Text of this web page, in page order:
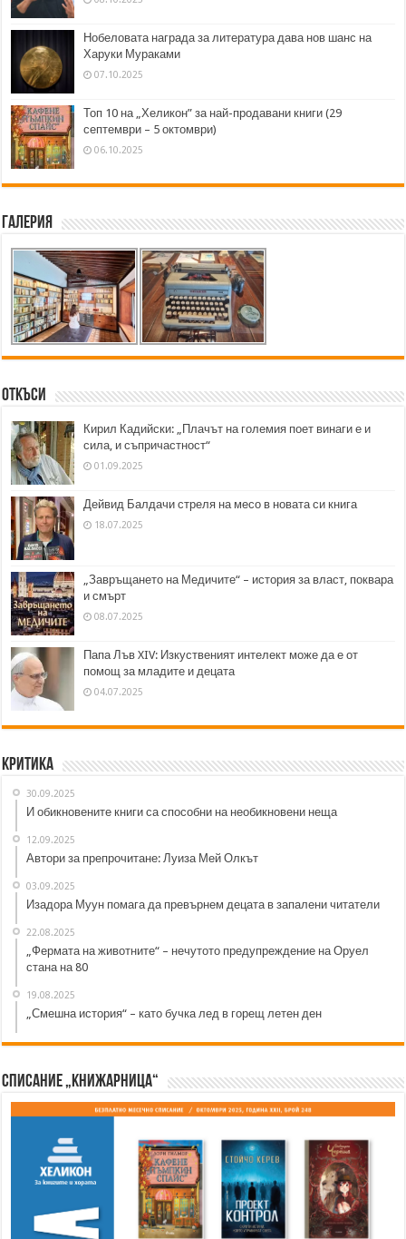
Нобеловата награда за литература дава нов шанс на
Харуки Мураками
07.10.2025
Топ 10 на „Хеликон” за най-продавани книги (29
септември – 5 октомври)
06.10.2025
Галерия
Откъси
Кирил Кадийски: „Плачът на големия поет винаги е и
сила, и съпричастност“
01.09.2025
Дейвид Балдачи стреля на месо в новата си книга
18.07.2025
„Завръщането на Медичите“ – история за власт, поквара
и смърт
08.07.2025
Папа Лъв XIV: Изкуственият интелект може да е от
помощ за младите и децата
04.07.2025
Критика
30.09.2025
И обикновените книги са способни на необикновени неща
12.09.2025
Автори за препрочитане: Луиза Мей Олкът
03.09.2025
Изадора Муун помага да превърнем децата в запалени читатели
22.08.2025
„Фермата на животните“ – нечутото предупреждение на Оруел
стана на 80
19.08.2025
„Смешна история“ – като бучка лед в горещ летен ден
Списание „Книжарница“